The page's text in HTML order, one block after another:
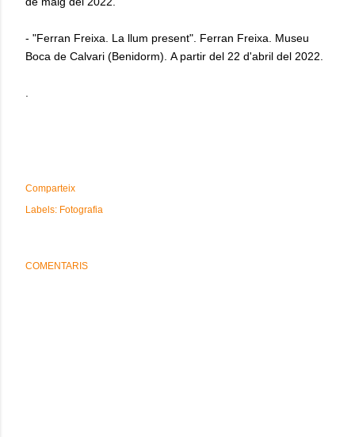
- "Ferran Freixa. La llum present". Ferran Freixa. Museu
Boca de Calvari (Benidorm). A partir del 22 d'abril del 2022.
Comparteix
Labels: Fotografia
COMENTARIS